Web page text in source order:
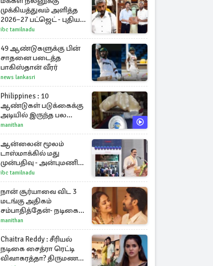
முக்கியத்துவம் அளித்த
2026–27 பட்ஜெட் - புதிய
நலத்திட்டங்கள்
என்னென்ன?
ibc tamilnadu
49 ஆண்டுகளுக்கு பின்
சாதனை படைத்த
பாகிஸ்தான் வீரர்
news lankasri
Philippines : 10
ஆண்டுகள் படுக்கைக்கு
அடியில் இருந்த பல
கோடி மதிப்புள்ள அரிய
முத்து!
manithan
ஆன்லைன் மூலம்
டாஸ்மாக்கில் மது
முன்பதிவு - அன்புமணி
ராமதாஸ் எதிர்ப்பு
ibc tamilnadu
நான் சூர்யாவை விட 3
மடங்கு அதிகம்
சம்பாதித்தேன்- நடிகை
ஜோதிகா
manithan
Chaitra Reddy : சீரியல்
நடிகை சைத்ரா ரெட்டி
விவாகரத்தா? திருமண